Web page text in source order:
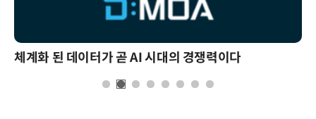
체계화 된 데이터가 곧 AI 시대의 경쟁력이다